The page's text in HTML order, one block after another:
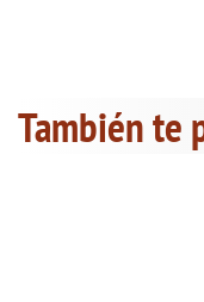
También te